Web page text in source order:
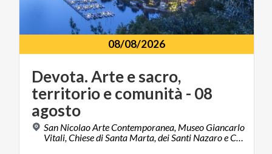
08/08/2026
Devota. Arte e sacro,
territorio e comunità - 08
agosto
San Nicolao Arte Contemporanea, Museo Giancarlo